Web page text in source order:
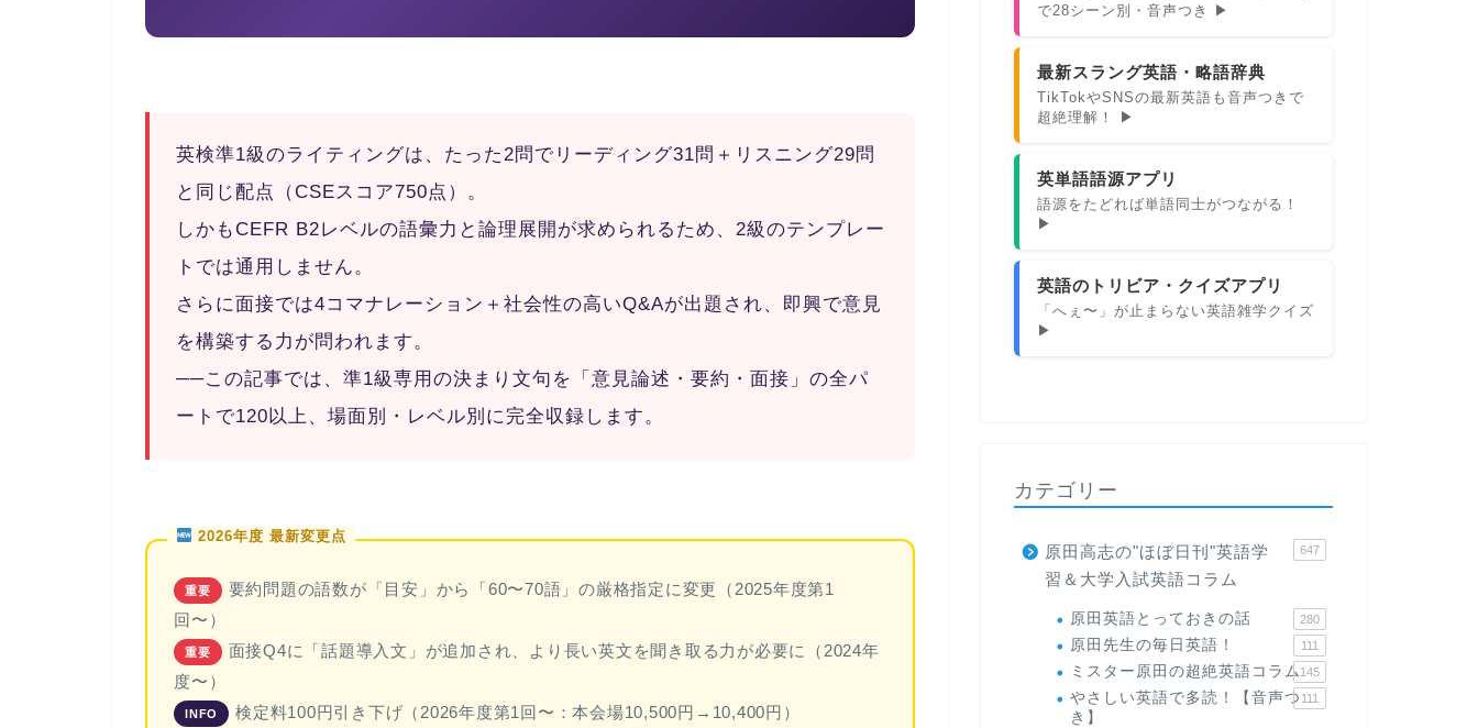
英検準1級のライティングは、 たった2問でリーディング31問＋リスニング29問
と同じ配点（CSEスコア750点） 。
しかもCEFR B2レベルの語彙力と論理展開が求められるため、2級のテンプレー
トでは通用しません。
さらに面接では4コマナレーション＋社会性の高いQ&Aが出題され、即興で意見
を構築する力が問われます。
──この記事では、準1級専用の決まり文句を「意見論述・要約・面接」の全パ
ートで120以上、場面別・レベル別に完全収録します。
2026年度 最新変更点
重要 要約問題の語数が「目安」から 「60〜70語」の厳格指定に変更（2025年度第1
回〜）
重要 面接Q4に 「話題導入文」が追加 され、より長い英文を聞き取る力が必要に（2024年
度〜）
INFO 検定料100円引き下げ（2026年度第1回〜：本会場10,500円→10,400円）
で28シーン別・音声つき ▶
最新スラング英語・略語辞典
TikTokやSNSの最新英語も音声つきで
超絶理解！ ▶
英単語語源アプリ
語源をたどれば単語同士がつながる！
▶
英語のトリビア・クイズアプリ
「へぇ〜」が止まらない英語雑学クイズ
▶
カテゴリー
原田高志の"ほぼ日刊"英語学
習＆大学入試英語コラム
647
原田英語とっておきの話 280
原田先生の毎日英語！ 111
ミスター原田の超絶英語コラム145
やさしい英語で多読！【音声つ
き】
111